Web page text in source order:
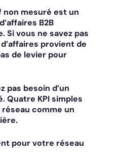
mesuré est un
B2B
Si vous ne savez pas
provient de
de levier pour
pas besoin d’un
Quatre KPI simples
comme un
pour votre réseau